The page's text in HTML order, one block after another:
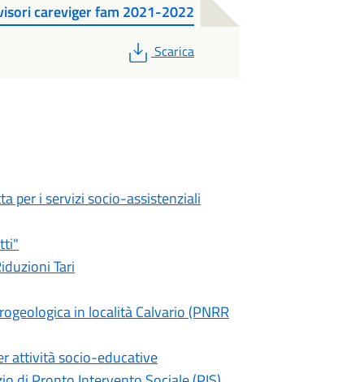
careviger fam 2021-2022
PDF
Scarica
per i servizi socio-assistenziali
Tari
in località Calvario (PNRR
attività socio-educative